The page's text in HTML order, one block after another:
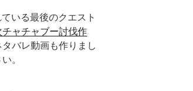
いる最後のクエスト
チャチャブー討伐作
バレ動画も作りまし
。